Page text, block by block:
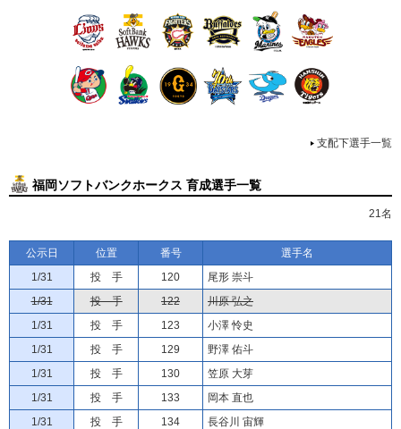
支配下選手一覧
福岡ソフトバンクホークス 育成選手一覧
21名
公示日 位置 番号
選手名
1/31
投 手 120
尾形 崇斗
1/31
投 手 122
川原 弘之
1/31
投 手 123
小澤 怜史
1/31
投 手 129
野澤 佑斗
1/31
投 手 130
笠原 大芽
1/31
投 手 133
岡本 直也
1/31
投 手 134
長谷川 宙輝